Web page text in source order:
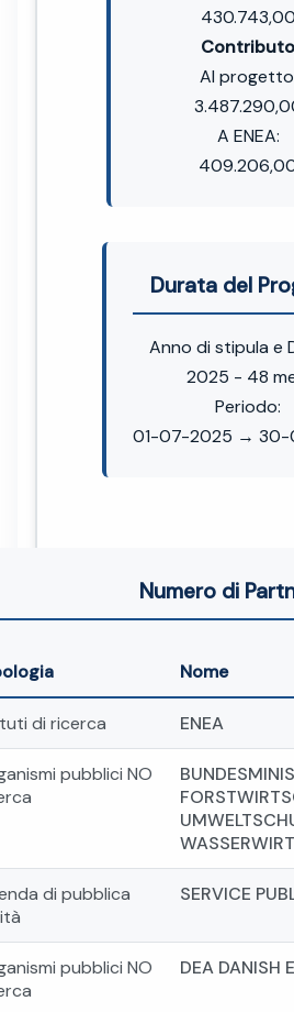
430.743,00
Contributo
Al
A ENEA:
Durata del
Anno di stipula e
2025 - 48
Periodo:
01-07-2025 → 30-
Numero di
Nome
di ricerca ENEA
pubblici NO
di pubblica
SERVICE
pubblici NO
DEA DANISH